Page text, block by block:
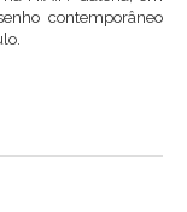
contemporâneo